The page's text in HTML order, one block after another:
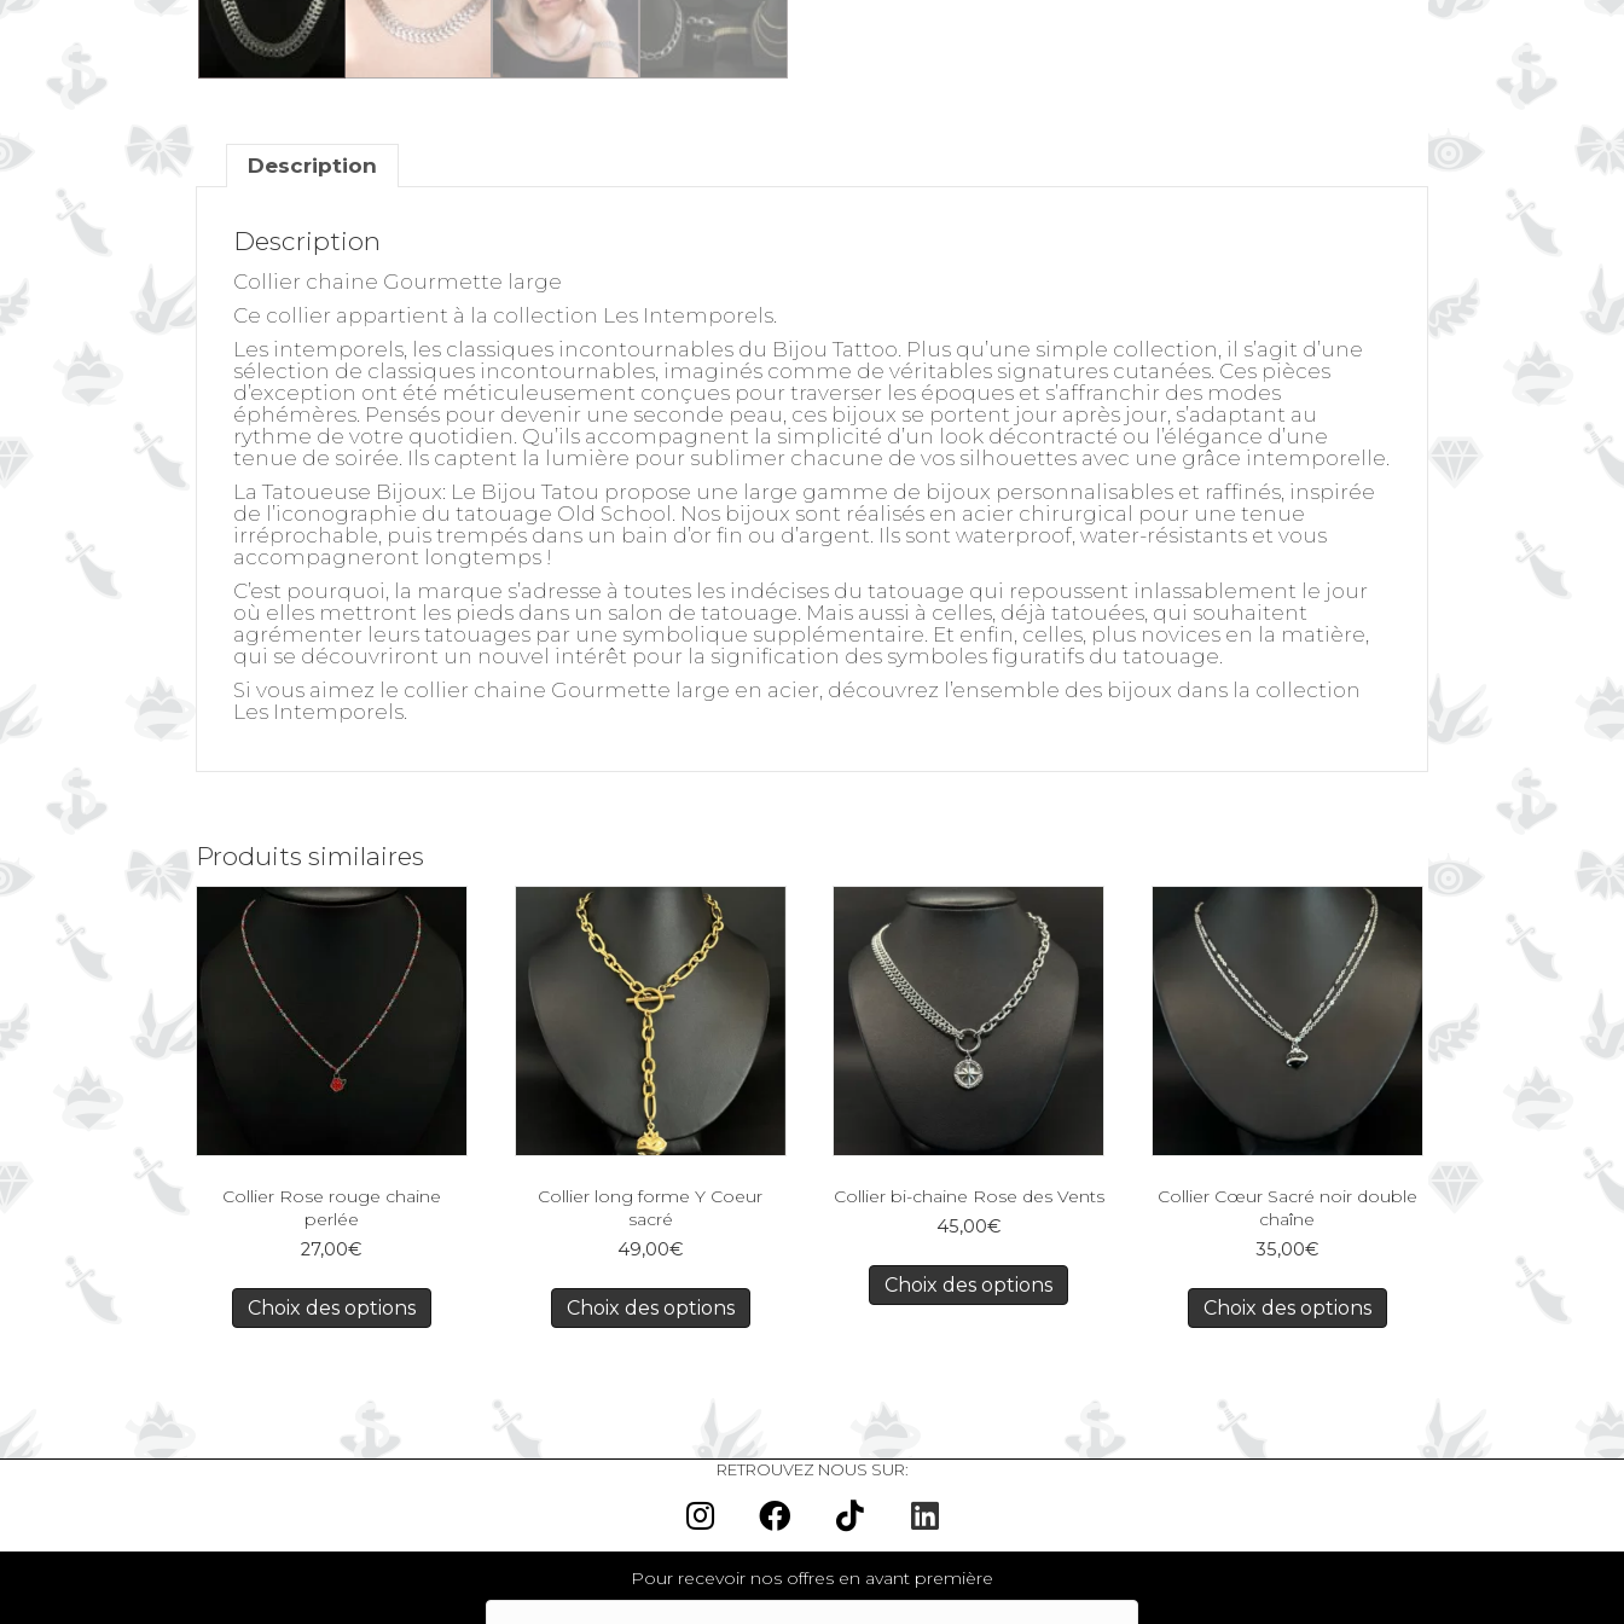
Description
Description
Collier chaine Gourmette large
Ce collier appartient à la collection Les Intemporels.
Les intemporels, les classiques incontournables du Bijou Tattoo. Plus qu’une simple collection, il s’agit d’une
sélection de classiques incontournables, imaginés comme de véritables signatures cutanées. Ces pièces
d’exception ont été méticuleusement conçues pour traverser les époques et s’affranchir des modes
éphémères. Pensés pour devenir une seconde peau, ces bijoux se portent jour après jour, s’adaptant au
rythme de votre quotidien. Qu’ils accompagnent la simplicité d’un look décontracté ou l’élégance d’une
tenue de soirée. Ils captent la lumière pour sublimer chacune de vos silhouettes avec une grâce intemporelle.
La Tatoueuse Bijoux: Le Bijou Tatou propose une large gamme de bijoux personnalisables et raffinés, inspirée
de l’iconographie du tatouage Old School. Nos bijoux sont réalisés en acier chirurgical pour une tenue
irréprochable, puis trempés dans un bain d’or fin ou d’argent. Ils sont waterproof, water-résistants et vous
accompagneront longtemps !
C’est pourquoi, la marque s’adresse à toutes les indécises du tatouage qui repoussent inlassablement le jour
où elles mettront les pieds dans un salon de tatouage. Mais aussi à celles, déjà tatouées, qui souhaitent
agrémenter leurs tatouages par une symbolique supplémentaire. Et enfin, celles, plus novices en la matière,
qui se découvriront un nouvel intérêt pour la signification des symboles figuratifs du tatouage.
Si vous aimez le collier chaine Gourmette large en acier, découvrez l’ensemble des bijoux dans la collection
Les Intemporels
Produits similaires
Collier Rose rouge chaine
perlée
27,00€
Choix des options
Collier long forme Y Coeur
sacré
49,00€
Choix des options
Collier bi-chaine Rose des Vents
45,00€
Choix des options
Collier Cœur Sacré noir double
chaîne
35,00€
Choix des options
RETROUVEZ NOUS SUR:
Pour recevoir nos offres en avant première